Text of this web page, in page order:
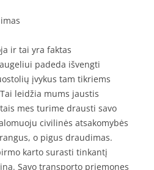
ir tai yra faktas
padeda išvengti
įvykus tam tikriems
leidžia mums jaustis
mes turime drausti savo
civilinės atsakomybės
o pigus draudimas.
karto surasti tinkantį
Savo transporto priemones